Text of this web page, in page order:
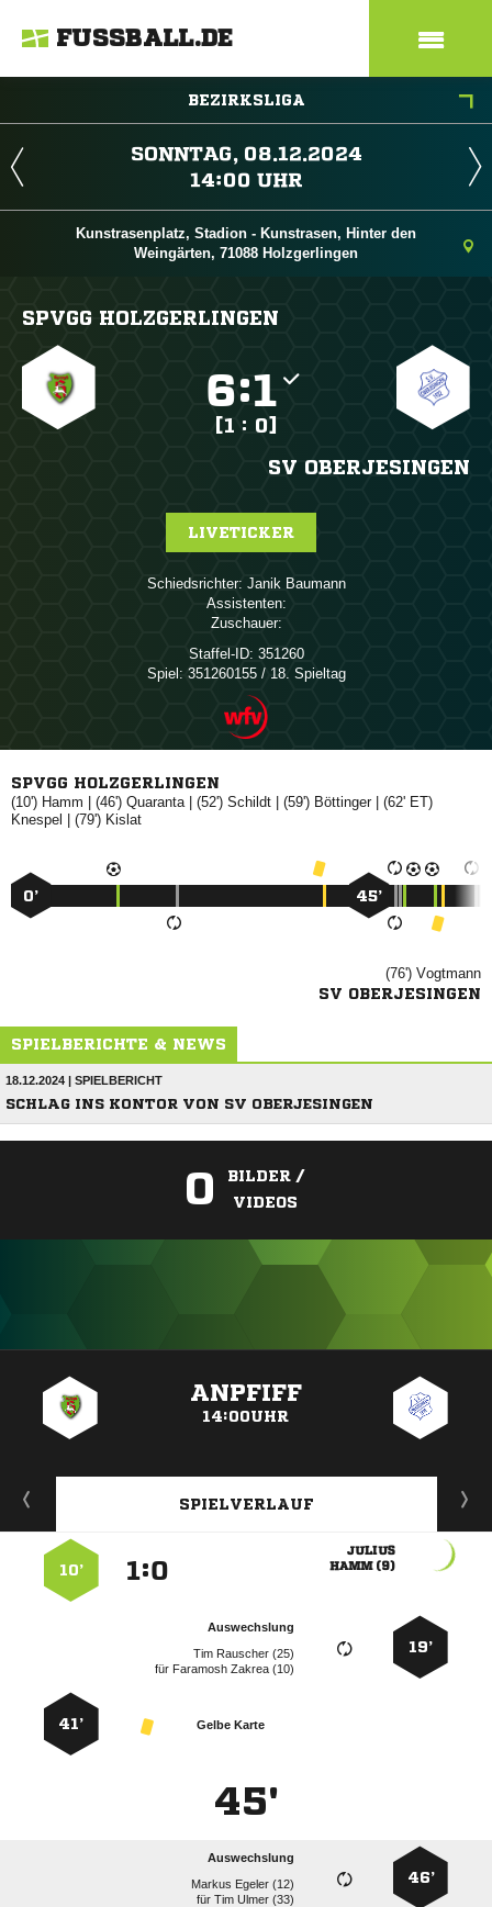
FUSSBALL.DE
BEZIRKSLIGA
 
 
Kunstrasenplatz, Stadion - Kunstrasen, Hinter den
Weingärten, 71088 Holzgerlingen
SPVGG HOLZGERLINGEN
:
[1 : 0]
SV OBERJESINGEN
LIVETICKER
Schiedsrichter:  
Assistenten:
Zuschauer:
Staffel-ID: 351260
Spiel: 351260155 / 18. Spieltag
SPVGG HOLZGERLINGEN
(10')  | (46') | (52')  | (59') | (62' ET)

| (79') 
0’ 45’
(76') 
SV OBERJESINGEN
SPIELBERICHTE & NEWS
18.12.2024 | SPIELBERICHT
SCHLAG INS KONTOR VON SV OBERJESINGEN
0
BILDER /
VIDEOS
ANPFIFF
14:00UHR
SPIELVERLAUF

 
:
10’
19’
Auswechslung
  
für   
Gelbe Karte
41’
45'
46’
Auswechslung
  
für  